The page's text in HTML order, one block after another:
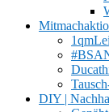
DIY |